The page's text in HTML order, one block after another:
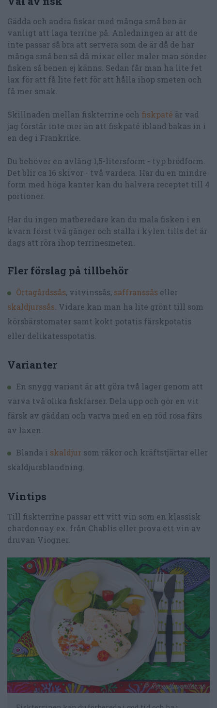
Gädda och andra fiskar med många små ben är
vanligt att laga terrine på. Anledningen är att de
inte passar så bra att servera som de är då de har
många små ben så då mixar eller maler man sönder
fisken så benen ej känns. Sedan får man ha lite fet
lax för att få lite fett för att hålla ihop smeten och
få mer smak.
Skillnaden mellan fiskterrine och fiskpaté är vad
jag förstår inte mer än att fiskpaté ibland bakas in i
en deg i Frankrike.
Du behöver en avlång 1,5-litersform - typ brödform.
Det blir ca 16 skivor - två vardera. Har du en mindre
form med höga kanter kan du halvera receptet till 4
portioner.
Har du ingen matberedare kan du mala fisken i en
kvarn först två gånger och ställa i kylen tills det är
dags att röra ihop terrinesmeten.
Fler förslag på tillbehör
Örtagårdssås, vitvinssås, saffranssås eller
skaldjurssås . Vidare kan man ha lite grönt till som
körsbärstomater samt kokt potatis färskpotatis
eller delikatesspotatis.
Varianter
En snygg variant är att göra två lager genom att
varva två olika fiskfärser. Dela upp och gör en vit
färsk av gäddan och varva med en en röd rosa färs
av laxen.
Blanda i skaldjur som räkor och kräftstjärtar eller
skaldjursblandning.
Vintips
Till fiskterrine passar ett vitt vin som en klassisk
chardonnay ex. från Chablis eller prova ett vin av
druvan Viogner.